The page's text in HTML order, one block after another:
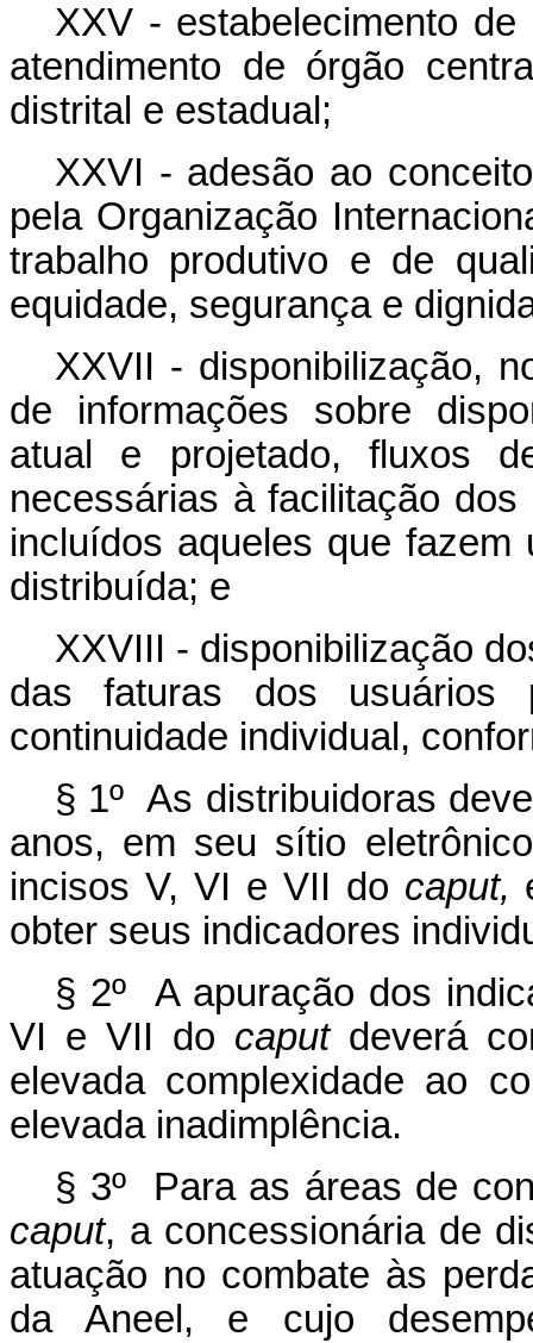
XXV - estabelecimento
atendimento de órgão
distrital e estadual;
XXVI - adesão ao
pela Organização
trabalho produtivo e de
equidade, segurança e
XXVII - disponibilização,
de informações sobre
atual e projetado, fluxos
necessárias à facilitação
incluídos aqueles que
distribuída; e
XXVIII - disponibilização
das faturas dos usuários
continuidade individual,
§ 1º As distribuidoras
anos, em seu sítio
incisos V, VI e VII do caput,
obter seus indicadores
§ 2º A apuração dos
VI e VII do caputdeverá
elevada complexidade ao
elevada inadimplência.
§ 3º Para as áreas de
caput, a concessionária de
atuação no combate às
da Aneel, e cujo